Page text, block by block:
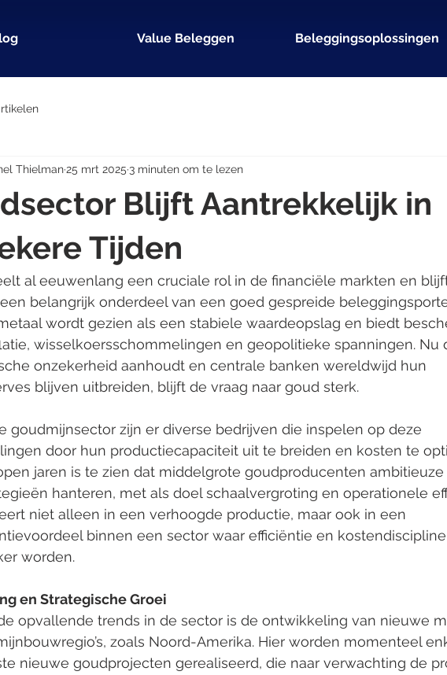
Value Beleggen Beleggingsoplossingen
Blijft Aantrekkelijk in
Tijden
Thielman25 mrt 2025 3 minuten om te lezen
al eeuwenlang een cruciale rol in de financiële markten en
belangrijk onderdeel van een goed gespreide
wordt gezien als een stabiele waardeopslag en biedt
wisselkoersschommelingen en geopolitieke spanningen. Nu
onzekerheid aanhoudt en centrale banken wereldwijd hun
blijven uitbreiden, blijft de vraag naar goud sterk.
goudmijnsector zijn er diverse bedrijven die inspelen op deze
door hun productiecapaciteit uit te breiden en kosten te
jaren is te zien dat middelgrote goudproducenten ambitieuze
hanteren, met als doel schaalvergroting en operationele
niet alleen in een verhoogde productie, maar ook in een
binnen een sector waar efficiëntie en
worden.
en Strategische Groei
opvallende trends in de sector is de ontwikkeling van nieuwe
zoals Noord-Amerika. Hier worden momenteel
nieuwe goudprojecten gerealiseerd, die naar verwachting de